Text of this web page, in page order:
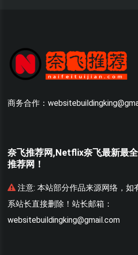
商务合作：
奈飞推荐网,Netflix奈飞最新最
推荐网！
注意: 本站部分作品来源网络，如
系站长直接删除！站长邮箱：
websitebuildingking@gmail.com